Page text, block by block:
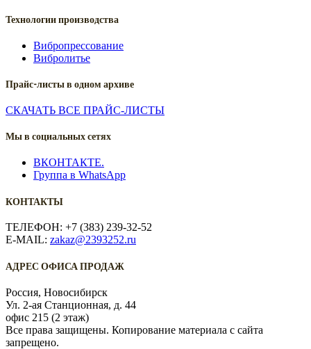
Технологии производства
Вибропрессование
Вибролитье
Прайс-листы в одном архиве
СКАЧАТЬ ВСЕ ПРАЙС-ЛИСТЫ
Мы в социальных сетях
ВКОНТАКТЕ.
Группа в WhatsApp
КОНТАКТЫ
ТЕЛЕФОН: +7 (383) 239-32-52
E-MAIL: zakaz@2393252.ru
АДРЕС ОФИСА ПРОДАЖ
Россия, Новосибирск
Ул. 2-ая Станционная, д. 44
офис 215 (2 этаж)
Все права защищены. Копирование материала с сайта
запрещено.